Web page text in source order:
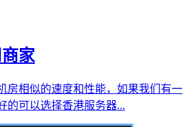
家
房相似的速度和性能，如果我们有一
的可以选择香港服务器...